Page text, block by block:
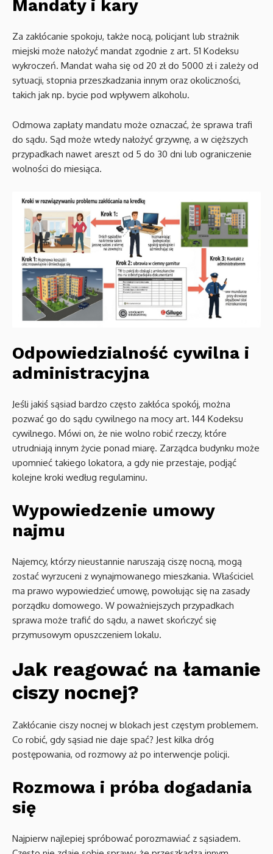
Mandaty i kary
Za zakłócanie spokoju, także nocą, policjant lub strażnik
miejski może nałożyć mandat zgodnie z art. 51 Kodeksu
wykroczeń. Mandat waha się od 20 zł do 5000 zł i zależy od
sytuacji, stopnia przeszkadzania innym oraz okoliczności,
takich jak np. bycie pod wpływem alkoholu.
Odmowa zapłaty mandatu może oznaczać, że sprawa trafi
do sądu. Sąd może wtedy nałożyć grzywnę, a w cięższych
przypadkach nawet areszt od 5 do 30 dni lub ograniczenie
wolności do miesiąca.
Odpowiedzialność cywilna i
administracyjna
Jeśli jakiś sąsiad bardzo często zakłóca spokój, można
pozwać go do sądu cywilnego na mocy art. 144 Kodeksu
cywilnego. Mówi on, że nie wolno robić rzeczy, które
utrudniają innym życie ponad miarę. Zarządca budynku może
upomnieć takiego lokatora, a gdy nie przestaje, podjąć
kolejne kroki według regulaminu.
Wypowiedzenie umowy
najmu
Najemcy, którzy nieustannie naruszają ciszę nocną, mogą
zostać wyrzuceni z wynajmowanego mieszkania. Właściciel
ma prawo wypowiedzieć umowę, powołując się na zasady
porządku domowego. W poważniejszych przypadkach
sprawa może trafić do sądu, a nawet skończyć się
przymusowym opuszczeniem lokalu.
Jak reagować na łamanie
ciszy nocnej?
Zakłócanie ciszy nocnej w blokach jest częstym problemem.
Co robić, gdy sąsiad nie daje spać? Jest kilka dróg
postępowania, od rozmowy aż po interwencje policji.
Rozmowa i próba dogadania
się
Najpierw najlepiej spróbować porozmawiać z sąsiadem.